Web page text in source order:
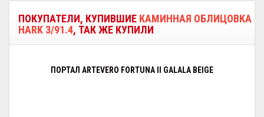
ПОКУПАТЕЛИ, КУПИВШИЕ КАМИННАЯ ОБЛИЦОВКА
HARK 3/91.4, ТАК ЖЕ КУПИЛИ
ПОРТАЛ ARTEVERO FORTUNA II GALALA BEIGE